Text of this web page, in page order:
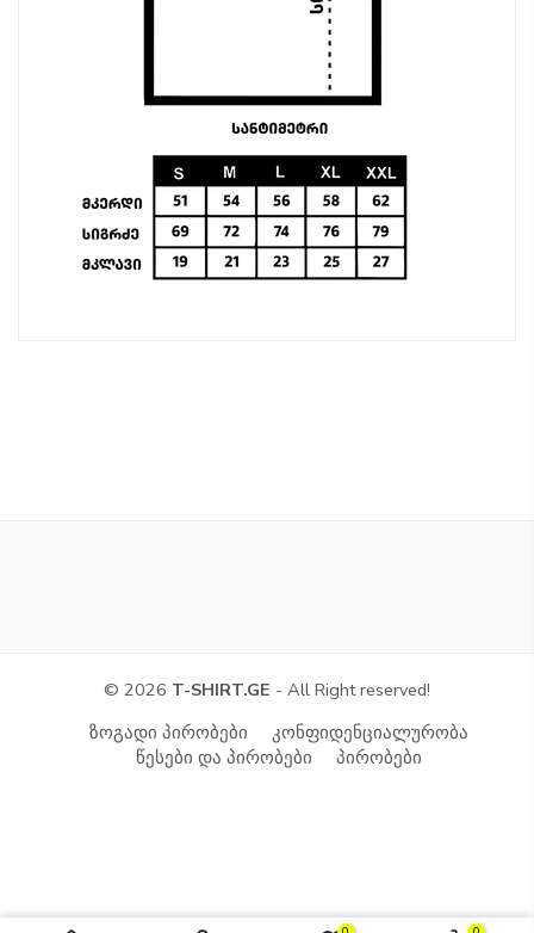
© 2026 T-SHIRT.GE - All Right reserved!
ზოგადი პირობები
კონფიდენციალურობა
წესები და პირობები
პირობები